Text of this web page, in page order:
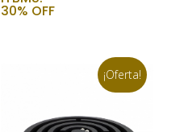
original
30% OFF
¡Oferta!